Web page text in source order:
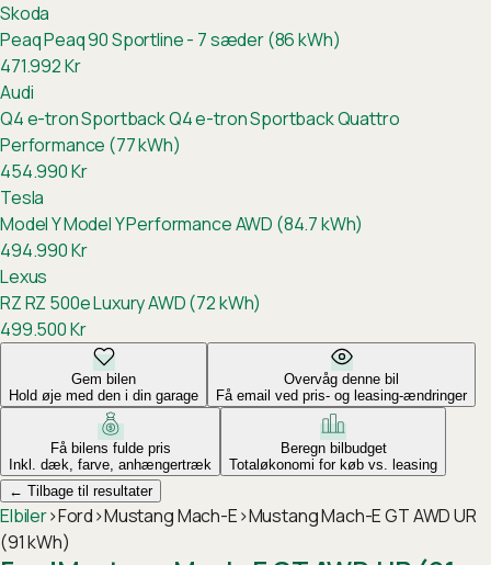
Skoda
PeaqPeaq 90 Sportline - 7 sæder (86 kWh)
471.992Kr
Audi
Q4 e-tron SportbackQ4 e-tron Sportback Quattro
Performance (77 kWh)
454.990Kr
Tesla
Model YModel Y Performance AWD (84.7 kWh)
494.990Kr
Lexus
RZRZ 500e Luxury AWD (72 kWh)
499.500Kr
Gem bilen
Hold øje med den i din garage
Overvåg denne bil
Få email ved pris- og leasing-ændringer
Få bilens fulde pris
Inkl. dæk, farve, anhængertræk
Beregn bilbudget
Totaløkonomi for køb vs. leasing
← Tilbage til resultater
Elbiler›Ford›Mustang Mach-E›Mustang Mach-E GT AWD UR
(91 kWh)